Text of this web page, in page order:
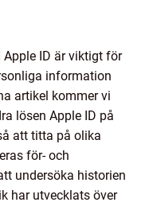
ID är viktigt för
information
artikel kommer vi
lösen Apple ID på
att titta på olika
för- och
undersöka historien
har utvecklats över